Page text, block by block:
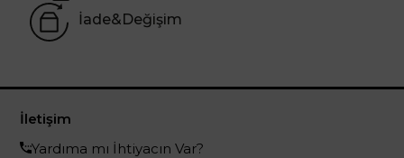
İade&Değişim
İletişim
Yardıma mı İhtiyacın Var?